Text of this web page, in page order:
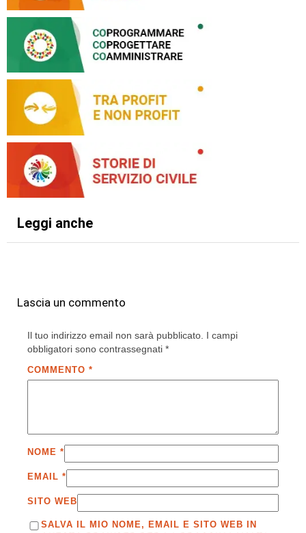
Leggi anche
Lascia un commento
Il tuo indirizzo email non sarà pubblicato. I campi
obbligatori sono contrassegnati *
COMMENTO *
NOME *
EMAIL *
SITO WEB
SALVA IL MIO NOME, EMAIL E SITO WEB IN